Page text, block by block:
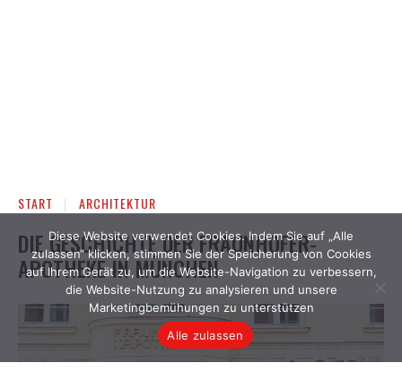
Diese Website verwendet Cookies. Indem Sie auf „Alle
zulassen“ klicken, stimmen Sie der Speicherung von Cookies
auf Ihrem Gerät zu, um die Website-Navigation zu verbessern,
die Website-Nutzung zu analysieren und unsere
Marketingbemühungen zu unterstützen
Alle zulassen